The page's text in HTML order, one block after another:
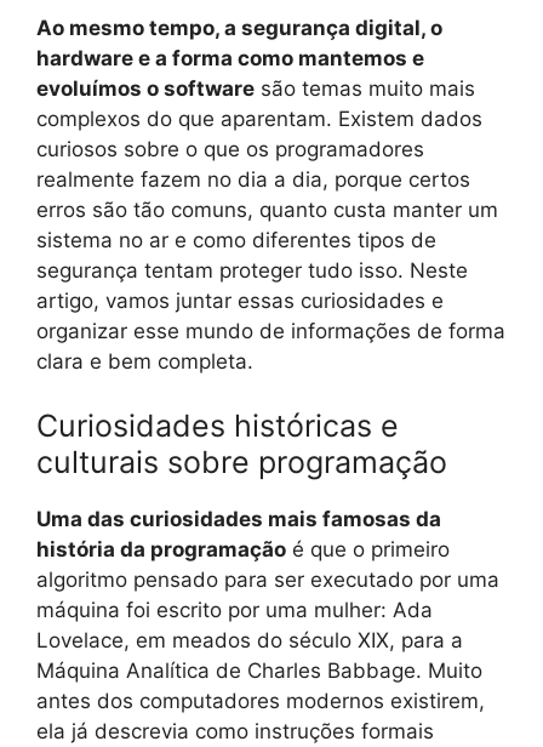
Ao mesmo tempo, a segurança digital, o
hardware e a forma como mantemos e
evoluímos o software são temas muito mais
complexos do que aparentam. Existem dados
curiosos sobre o que os programadores
realmente fazem no dia a dia, porque certos
erros são tão comuns, quanto custa manter um
sistema no ar e como diferentes tipos de
segurança tentam proteger tudo isso. Neste
artigo, vamos juntar essas curiosidades e
organizar esse mundo de informações de forma
clara e bem completa.
Curiosidades históricas e
culturais sobre programação
Uma das curiosidades mais famosas da
história da programação é que o primeiro
algoritmo pensado para ser executado por uma
máquina foi escrito por uma mulher: Ada
Lovelace, em meados do século XIX, para a
Máquina Analítica de Charles Babbage. Muito
antes dos computadores modernos existirem,
ela já descrevia como instruções formais